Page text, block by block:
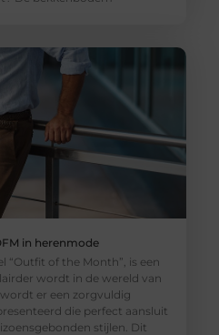
in herenmode
“Outfit of the Month”, is een
wordt in de wereld van
er een zorgvuldig
die perfect aansluit
stijlen. Dit